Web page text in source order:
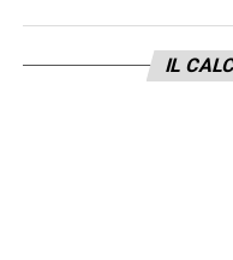
mancano): così
placare gli animi
IL